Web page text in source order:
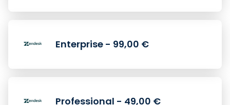
Enterprise - 99,00 €
Professional - 49,00 €